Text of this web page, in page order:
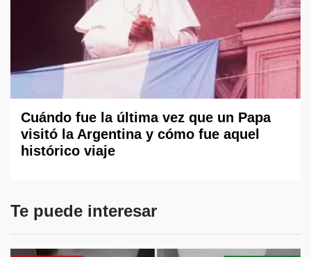
Cuándo fue la última vez que un Papa
visitó la Argentina y cómo fue aquel
histórico viaje
Te puede interesar